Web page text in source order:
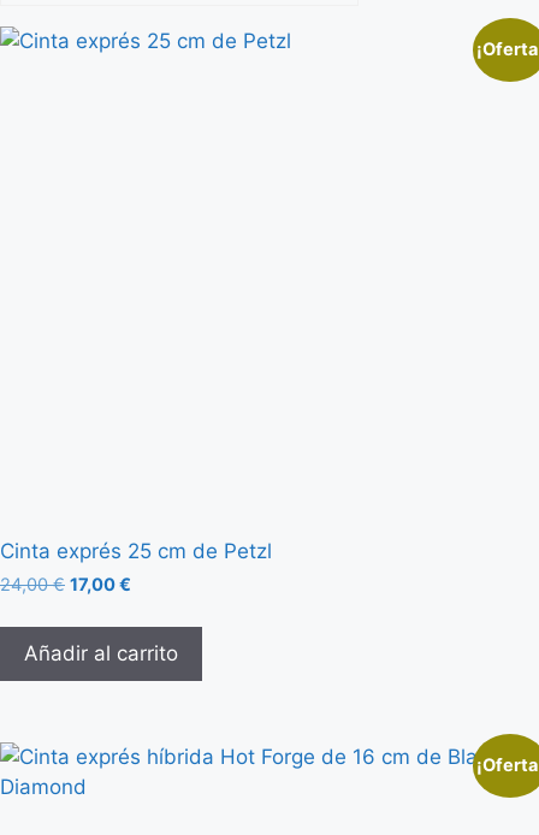
Cinta exprés 25 cm de Petzl
24,00€ 17,00€
Añadir al carrito